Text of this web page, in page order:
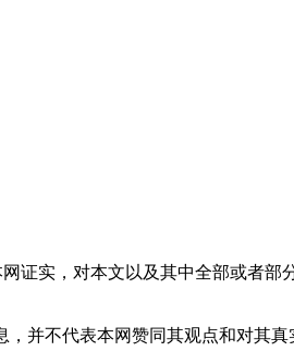
证实，对本文以及其中全部或者
并不代表本网赞同其观点和对其真